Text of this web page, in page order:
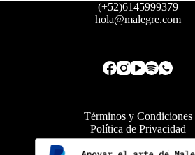
(+52)6145999379
hola@malegre.com
Términos y Condiciones
Política de Privacidad